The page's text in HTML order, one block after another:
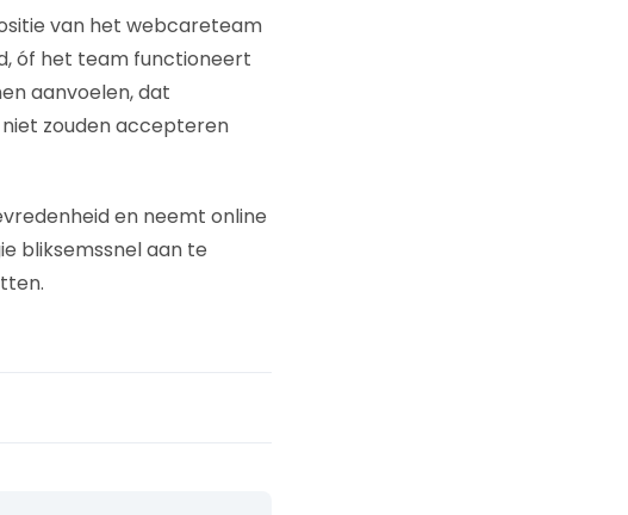
van het webcareteam
óf het team functioneert
aanvoelen, dat
zouden accepteren
en neemt online
bliksemssnel aan te